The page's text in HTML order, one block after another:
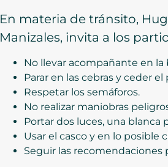
En materia de tránsito,
Manizales, invita a los
No llevar acompañante en
Parar en las cebras y ceder
Respetar los semáforos.
No realizar maniobras
Portar dos luces, una blanca
Usar el casco y en lo posible
Seguir las recomendaciones